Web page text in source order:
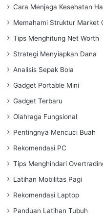
Cara Menjaga Kesehatan
Memahami Struktur Market
Tips Menghitung Net Worth
Strategi Menyiapkan Dana
Analisis Sepak Bola
Gadget Portable Mini
Gadget Terbaru
Olahraga Fungsional
Pentingnya Mencuci Buah
Rekomendasi PC
Tips Menghindari
Latihan Mobilitas Pagi
Rekomendasi Laptop
Panduan Latihan Tubuh